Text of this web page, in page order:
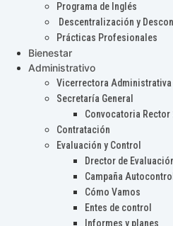
Programa de Inglés
Descentralización y
Prácticas Profesionales
Bienestar
Administrativo
Vicerrectora Administrativa
Secretaría General
Convocatoria Rector
Contratación
Evaluación y Control
Drector de
Campaña Autocontrol
Cómo Vamos
Entes de control
Informes y planes